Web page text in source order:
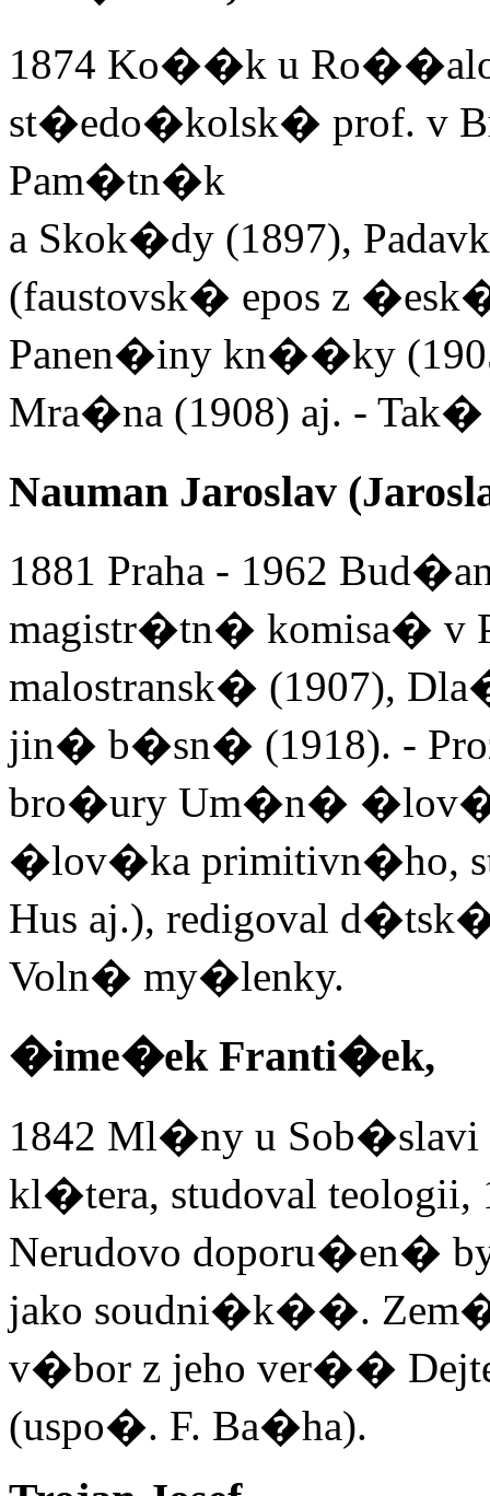
1874 Ko��k u
st�edo�kolsk� prof. v
Pam�tn�k
a Skok�dy (1897),
(faustovsk� epos z
Panen�iny kn��ky
Mra�na (1908) aj. - Tak�
Nauman Jaroslav
1881 Praha - 1962
magistr�tn� komisa� v
malostransk� (1907),
jin� b�sn� (1918). -
bro�ury Um�n�
�lov�ka primitivn�ho,
Hus aj.), redigoval
Voln� my�lenky.
�ime�ek Franti�ek,
1842 Ml�ny u Sob�slavi
kl�tera, studoval
Nerudovo doporu�en�
jako soudni�k��.
v�bor z jeho ver��
(uspo�. F. Ba�ha).